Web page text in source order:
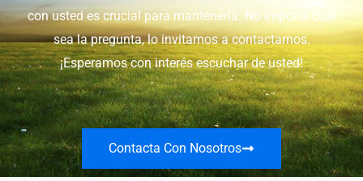
con usted es crucial para mantenerla. No importa cuál
sea la pregunta, lo invitamos a contactarnos.
¡Esperamos con interés escuchar de usted!
Contacta Con Nosotros